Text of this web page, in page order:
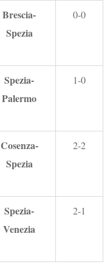
Brescia-
Spezia
0-0
Spezia-
Palermo
1-0
Cosenza-
Spezia
2-2
Spezia-
Venezia
2-1